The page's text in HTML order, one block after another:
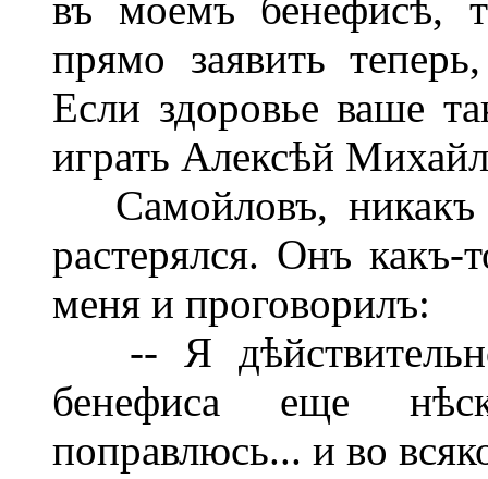
въ моемъ бенефисѣ,
прямо заявить
Если здоровье ваше
играть Алексѣй
Самойловъ, никакъ
растерялся. Онъ
меня и проговорилъ:
-- Я
бенефиса еще
поправлюсь... и во